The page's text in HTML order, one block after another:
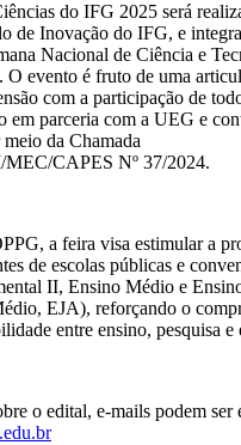
do IFG 2025 será
de Inovação do IFG, e
Nacional de Ciência e
evento é fruto de uma
com a participação de
em parceria com a UEG e
da Chamada
CAPES Nº 37/2024.
a feira visa estimular a
de escolas públicas e
II, Ensino Médio e
EJA), reforçando o
entre ensino, pesquisa e
o edital, e-mails podem ser